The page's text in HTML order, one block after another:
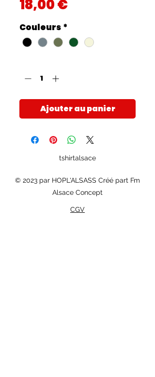
18,00 €Prix
Couleurs *
Ajouter au panier
tshirtalsace
© 2023 par HOPL'ALSASS Créé part Fm
Alsace Concept
CGV